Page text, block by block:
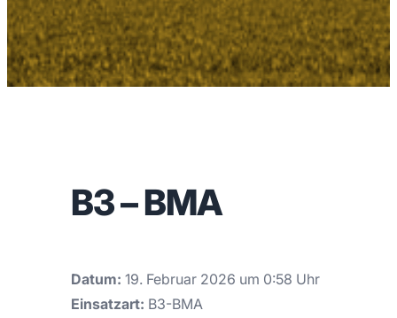
B3 – BMA
Datum: 19. Februar 2026 um 0:58 Uhr
Einsatzart: B3-BMA